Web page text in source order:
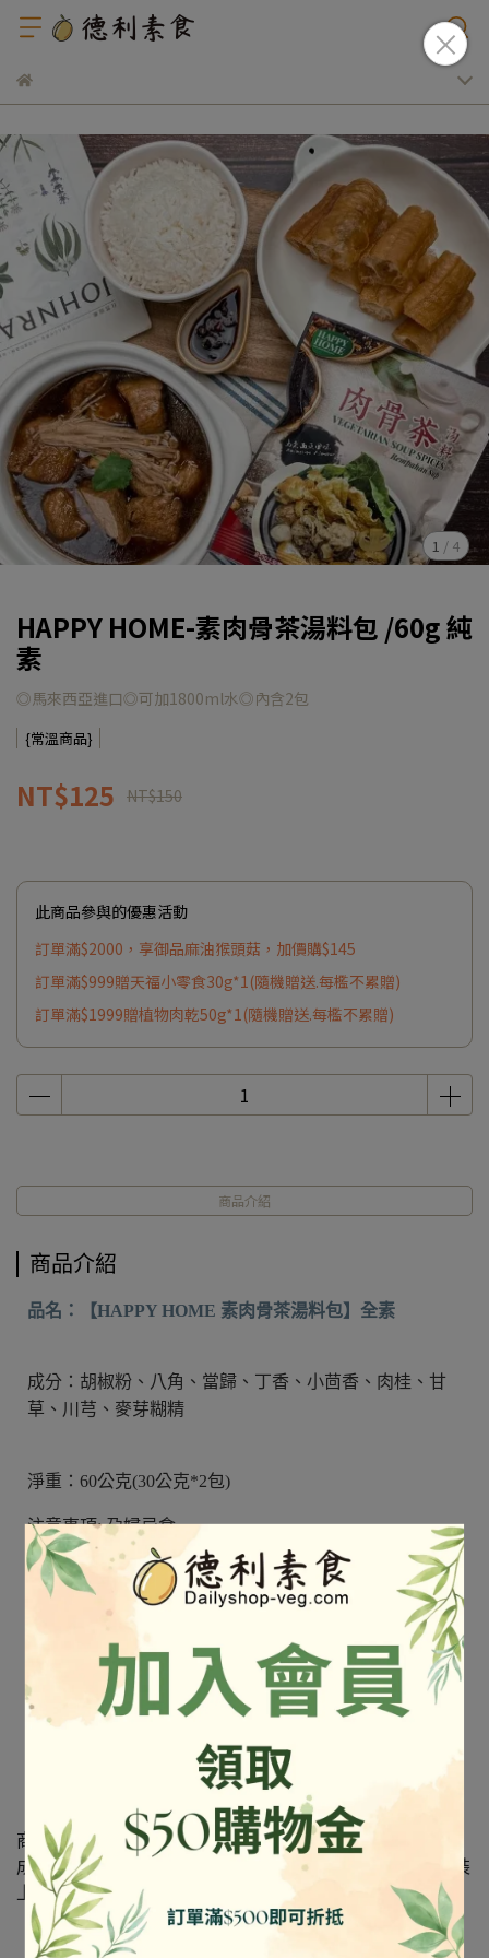
1 / 4
HAPPY HOME-素肉骨茶湯料包 /60g 純
素
◎馬來西亞進口◎可加1800ml水◎內含2包
{常溫商品}
NT$125 NT$150
此商品參與的優惠活動
訂單滿$2000，享御品麻油猴頭菇，加價購$145
訂單滿$999贈天福小零食30g*1(隨機贈送.每檻不累贈)
訂單滿$1999贈植物肉乾50g*1(隨機贈送.每檻不累贈)
商品介紹
商品介紹
品名：【HAPPY HOME 素肉骨茶湯料包】全素
成分：胡椒粉、八角、當歸、丁香、小茴香、肉桂、甘
草、川芎、麥芽糊精
淨重： 60公克(30公克*2包)
注意事項:孕婦忌食
保存方法： 為確保產品品質，產品請存放於陰涼乾燥
處。
產地： 馬來西亞
60g大包裝(內含2包30g)，完美展現道地的原汁原味
無添加香料、味精、獨家中藥材細磨製成
湯品、火鍋-輕鬆簡單料理
全素無五辛、無添加防腐劑
商品照.文字出自官網
成份及營養標示如圖所示，若與圖片有差異時，以實際包裝
上標示為準